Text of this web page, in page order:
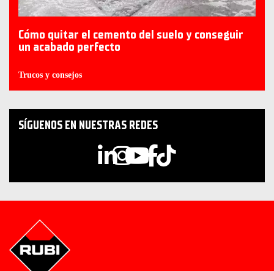
Cómo quitar el cemento del suelo y conseguir
un acabado perfecto
Trucos y consejos
SÍGUENOS EN NUESTRAS REDES